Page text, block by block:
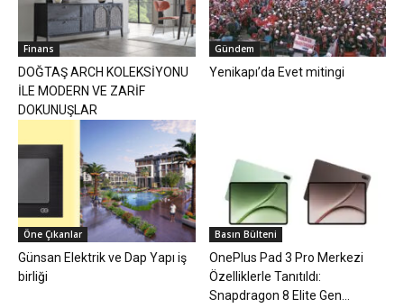
Finans
DOĞTAŞ ARCH KOLEKSİYONU
İLE MODERN VE ZARİF
DOKUNUŞLAR
Gündem
Yenikapı’da Evet mitingi
Öne Çıkanlar
Günsan Elektrik ve Dap Yapı iş
birliği
Basın Bülteni
OnePlus Pad 3 Pro Merkezi
Özelliklerle Tanıtıldı:
Snapdragon 8 Elite Gen...